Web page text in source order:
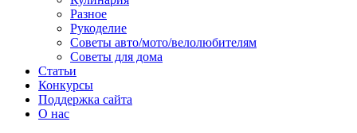
Разное
Рукоделие
Советы авто/мото/велолюбителям
Советы для дома
Статьи
Конкурсы
Поддержка сайта
О нас